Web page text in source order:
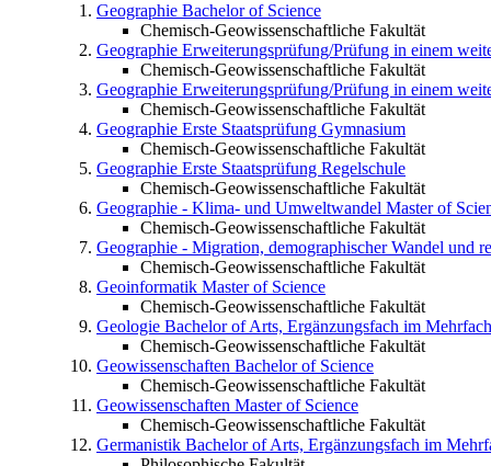
Geographie Bachelor of Science
Chemisch-Geowissenschaftliche Fakultät
Geographie Erweiterungsprüfung/Prüfung in einem
Chemisch-Geowissenschaftliche Fakultät
Geographie Erweiterungsprüfung/Prüfung in einem
Chemisch-Geowissenschaftliche Fakultät
Geographie Erste Staatsprüfung Gymnasium
Chemisch-Geowissenschaftliche Fakultät
Geographie Erste Staatsprüfung Regelschule
Chemisch-Geowissenschaftliche Fakultät
Geographie - Klima- und Umweltwandel Master of
Chemisch-Geowissenschaftliche Fakultät
Geographie - Migration, demographischer Wandel und
Chemisch-Geowissenschaftliche Fakultät
Geoinformatik Master of Science
Chemisch-Geowissenschaftliche Fakultät
Geologie Bachelor of Arts, Ergänzungsfach im
Chemisch-Geowissenschaftliche Fakultät
Geowissenschaften Bachelor of Science
Chemisch-Geowissenschaftliche Fakultät
Geowissenschaften Master of Science
Chemisch-Geowissenschaftliche Fakultät
Germanistik Bachelor of Arts, Ergänzungsfach im